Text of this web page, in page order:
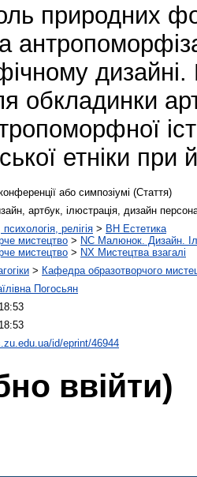
природних
обкладинки
етніки при
або симпозіумі (Стаття)
артбук, ілюстрація, дизайн
релігія > BH Естетика
мистецтво > NC Малюнок. Дизайн.
мистецтво > NX Мистецтва взагалі
> Кафедра образотворчого
Погосьян
id/eprint/46944
ввійти)